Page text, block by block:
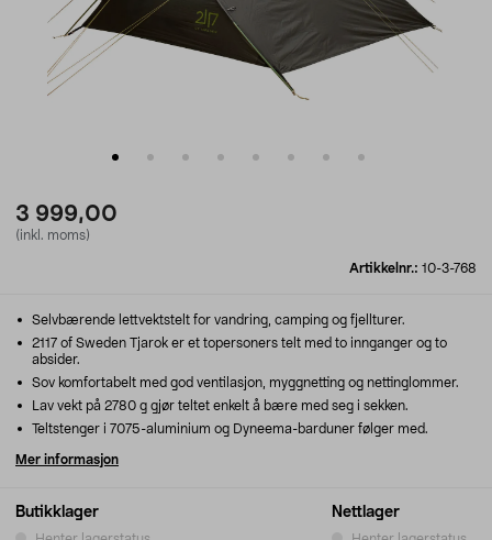
3 999,00
(inkl. moms)
Artikkelnr.: 10-3-768
Butikklager Nettlager
Selvbærende lettvektstelt for vandring, camping og fjellturer.
2117 of Sweden Tjarok er et topersoners telt med to innganger og to
absider.
Sov komfortabelt med god ventilasjon, myggnetting og nettinglommer.
Lav vekt på 2780 g gjør teltet enkelt å bære med seg i sekken.
Teltstenger i 7075-aluminium og Dyneema-barduner følger med.
Mer informasjon